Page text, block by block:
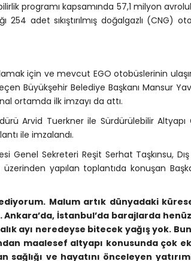
programı kapsamında 57,1 milyon
adet sıkıştırılmış doğalgazlı (CNG)
için ve mevcut EGO otobüslerinin
Büyükşehir Belediye Başkanı Mansur
ortamda ilk imzayı da attı.
Arvid Tuerkner ile Sürdürülebilir Altyapı
ile imzalandı.
Genel Sekreteri Reşit Serhat Taşkınsu,
üzerinden yapılan toplantıda konuşan
Malum artık dünyadaki
İstanbul’da barajlarda henüz
ayı neredeyse bitecek yağış yok.
maalesef altyapı konusunda çok
ve hayatını önceleyen